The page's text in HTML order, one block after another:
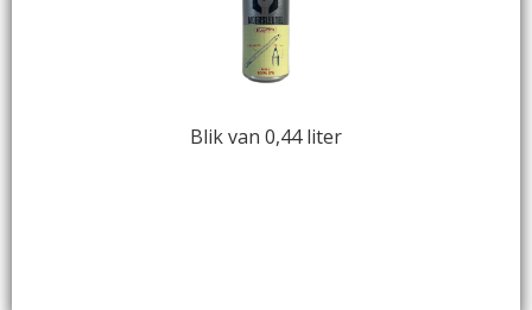
Blik van 0,44 liter